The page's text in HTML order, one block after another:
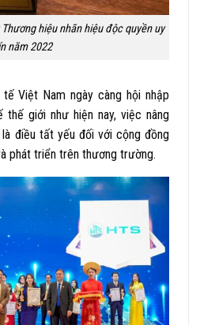
hiệu nhãn hiệu độc quyền uy
năm 2022
Việt Nam ngày càng hội nhập
thế giới như hiện nay, việc nâng
điều tất yếu đối với cộng đồng
phát triển trên thương trường.